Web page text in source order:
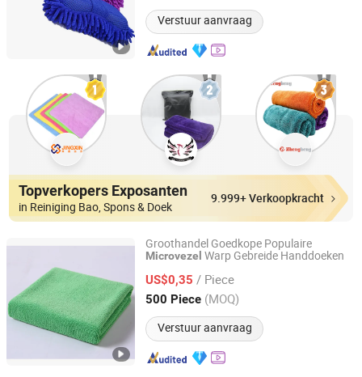
Verstuur aanvraag
Topverkopers Exposanten
in Reiniging Bao, Spons & Doek
9.999+ Verkoopkracht
Groothandel Goedkope Populaire
Microvezel Warp Gebreide Handdoeken
US$0,35 / Piece
500 Piece (MOQ)
Verstuur aanvraag
Yuanshi County Zhengheng Textile Co., Ltd.
Hebei, China Sinds 2022